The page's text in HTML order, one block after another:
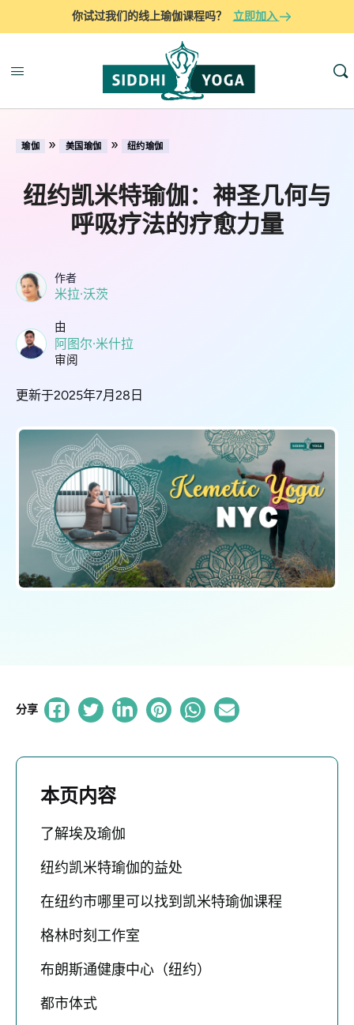
你试过我们的线上瑜伽课程吗？ 立即加入
瑜伽 » 美国瑜伽 » 纽约瑜伽
纽约凯米特瑜伽：神圣几何与
呼吸疗法的疗愈力量
作者
米拉·沃茨
由
阿图尔·米什拉
审阅
更新于2025年7月28日
分享
本页内容
了解埃及瑜伽
纽约凯米特瑜伽的益处
在纽约市哪里可以找到凯米特瑜伽课程
格林时刻工作室
布朗斯通健康中心（纽约）
都市体式